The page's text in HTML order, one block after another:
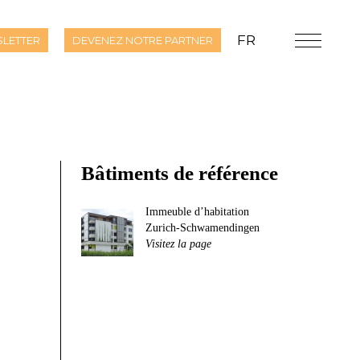
DEVENEZ NOTRE PARTNER FR
Bâtiments de référence
Immeuble d’habitation
Zurich-Schwamendingen
Visitez la page